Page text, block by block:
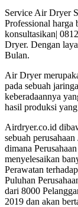
Service Air Dryer
Professional harga
konsultasikan|
Dryer. Dengan
Bulan.
Air Dryer
pada sebuah
keberadaannya
hasil produksi
Airdryer.co.id
sebuah
dimana
menyelesaikan
Perawatan
Puluhan
dari 8000
2019 dan akan